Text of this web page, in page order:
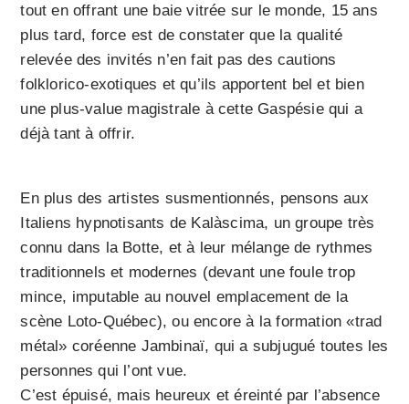
tout en offrant une baie vitrée sur le monde, 15 ans
plus tard, force est de constater que la qualité
relevée des invités n’en fait pas des cautions
folklorico-exotiques et qu’ils apportent bel et bien
une plus-value magistrale à cette Gaspésie qui a
déjà tant à offrir.
En plus des artistes susmentionnés, pensons aux
Italiens hypnotisants de Kalàscima, un groupe très
connu dans la Botte, et à leur mélange de rythmes
traditionnels et modernes (devant une foule trop
mince, imputable au nouvel emplacement de la
scène Loto-Québec), ou encore à la formation «trad
métal» coréenne Jambinaï, qui a subjugué toutes les
personnes qui l’ont vue.
C’est épuisé, mais heureux et éreinté par l’absence